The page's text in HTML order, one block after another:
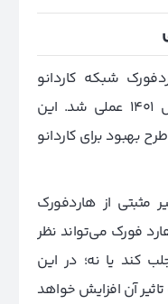
شبکه کاردانو
است که در تاریخ 31 شهریور سال 1401 عملی شد. این
هاردفورک امکانات زیادی از جمله 3 طرح بهبود برای کاردانو
مثبتی از هاردفورک
فورک می‌تواند نظر
کند یا نه؛ در این
آن افزایش خواهد